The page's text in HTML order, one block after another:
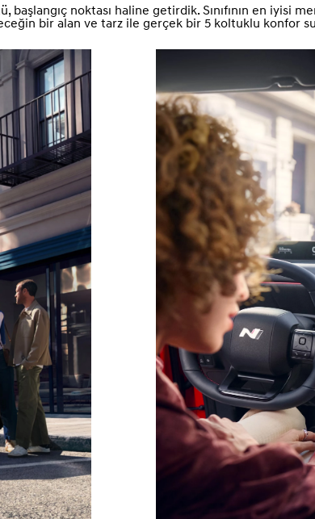
başlangıç noktası haline getirdik. Sınıfının en
bir alan ve tarz ile gerçek bir 5 koltuklu konfor